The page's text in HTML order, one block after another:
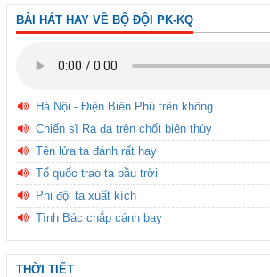
BÀI HÁT HAY VỀ BỘ ĐỘI PK-KQ
Hà Nội - Điện Biên Phủ trên không
Chiến sĩ Ra đa trên chốt biên thùy
Tên lửa ta đánh rất hay
Tổ quốc trao ta bầu trời
Phi đội ta xuất kích
Tình Bác chắp cánh bay
THỜI TIẾT